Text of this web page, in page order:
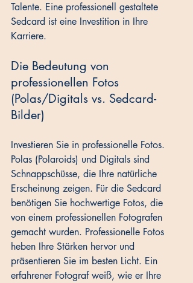
Talente. Eine professionell gestaltete
Sedcard ist eine Investition in Ihre
Karriere.
Die Bedeutung von
professionellen Fotos
(Polas/Digitals vs. Sedcard-
Bilder)
Investieren Sie in professionelle Fotos.
Polas (Polaroids) und Digitals sind
Schnappschüsse, die Ihre natürliche
Erscheinung zeigen. Für die Sedcard
benötigen Sie hochwertige Fotos, die
von einem professionellen Fotografen
gemacht wurden. Professionelle Fotos
heben Ihre Stärken hervor und
präsentieren Sie im besten Licht. Ein
erfahrener Fotograf weiß, wie er Ihre